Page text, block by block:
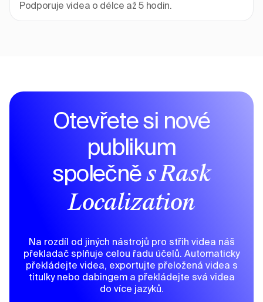
Podporuje videa o délce až 5 hodin.
Otevřete si nové
publikum
společně s Rask
Localization
Na rozdíl od jiných nástrojů pro střih videa náš
překladač splňuje celou řadu účelů. Automaticky
překládejte videa, exportujte přeložená videa s
titulky nebo dabingem a překládejte svá videa
do více jazyků.